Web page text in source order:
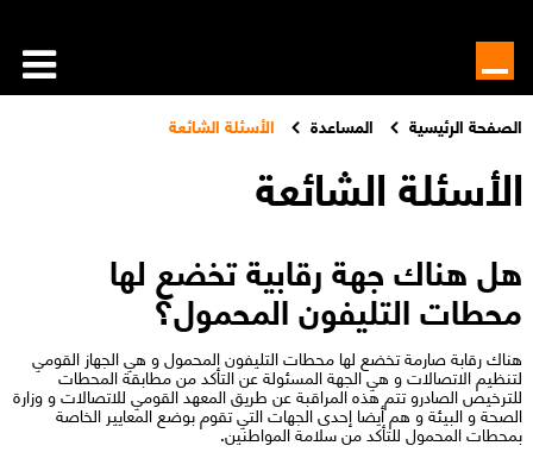
الصفحة الرئيسية المساعدة الأسئلة الشائعة
الأسئلة الشائعة
هل هناك جهة رقابية تخضع لها
محطات التليفون المحمول؟
هناك رقابة صارمة تخضع لها محطات التليفون المحمول و هي الجهاز القومي
لتنظيم الاتصالات و هي الجهة المسئولة عن التأكد من مطابقة المحطات
للترخيص الصادرو تتم هذه المراقبة عن طريق المعهد القومي للاتصالات و وزارة
الصحة و البيئة و هم أيضا إحدى الجهات التي تقوم بوضع المعايير الخاصة
بمحطات المحمول للتأكد من سلامة المواطنين.​​